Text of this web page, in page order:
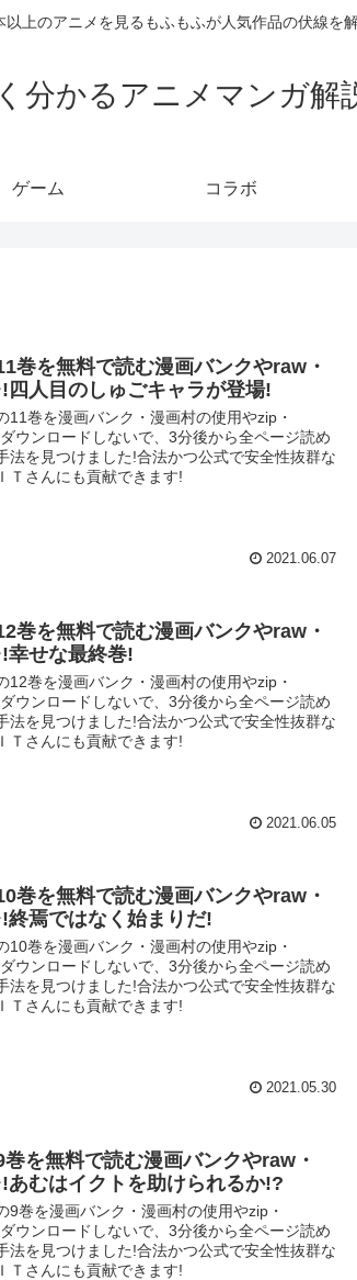
上のアニメを見るもふもふが人気作品の伏線を
分かるアニメマンガ解
ゲーム コラボ
巻を無料で読む漫画バンクやraw・
人目のしゅごキャラが登場!
11巻を漫画バンク・漫画村の使用やzip・
ウンロードしないで、3分後から全ページ読め
法を見つけました!合法かつ公式で安全性抜群な
Ｔさんにも貢献できます!
2021.06.07
巻を無料で読む漫画バンクやraw・
幸せな最終巻!
12巻を漫画バンク・漫画村の使用やzip・
ウンロードしないで、3分後から全ページ読め
法を見つけました!合法かつ公式で安全性抜群な
Ｔさんにも貢献できます!
2021.06.05
巻を無料で読む漫画バンクやraw・
終焉ではなく始まりだ!
10巻を漫画バンク・漫画村の使用やzip・
ウンロードしないで、3分後から全ページ読め
法を見つけました!合法かつ公式で安全性抜群な
Ｔさんにも貢献できます!
2021.05.30
巻を無料で読む漫画バンクやraw・
あむはイクトを助けられるか!?
9巻を漫画バンク・漫画村の使用やzip・
ウンロードしないで、3分後から全ページ読め
法を見つけました!合法かつ公式で安全性抜群な
Ｔさんにも貢献できます!